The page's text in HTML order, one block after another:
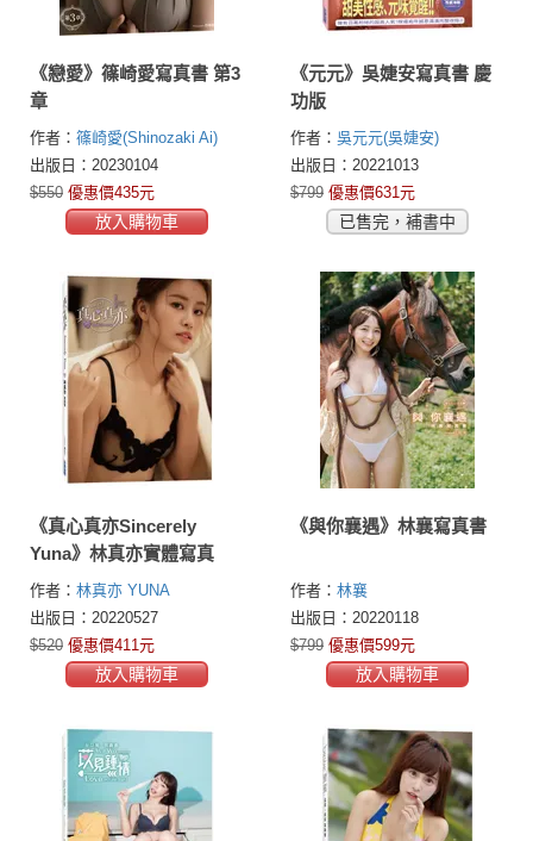
《戀愛》篠崎愛寫真書 第3
章
作者： 篠崎愛(Shinozaki Ai)
出版日：20230104
$550 優惠價435元
放入購物車
《元元》吳婕安寫真書 慶
功版
作者： 吳元元(吳婕安)
出版日：20221013
$799 優惠價631元
已售完，補書中
《真心真亦Sincerely
Yuna》林真亦實體寫真
作者： 林真亦 YUNA
出版日：20220527
$520 優惠價411元
放入購物車
《與你襄遇》林襄寫真書
作者： 林襄
出版日：20220118
$799 優惠價599元
放入購物車